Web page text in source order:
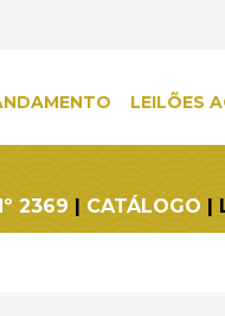
LEILÕES
2369 | CATÁLOGO |